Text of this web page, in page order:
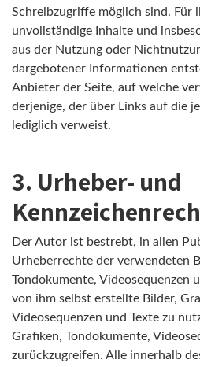
Schreibzugriffe möglich sind. Für
unvollständige Inhalte und
aus der Nutzung oder
dargebotener Informationen
Anbieter der Seite, auf welche
derjenige, der über Links auf die
lediglich verweist.
3. Urheber- und
Der Autor ist bestrebt, in allen
Urheberrechte der verwendeten
Tondokumente, Videosequenzen
von ihm selbst erstellte Bilder,
Videosequenzen und Texte zu
Grafiken, Tondokumente,
zurückzugreifen. Alle innerhalb